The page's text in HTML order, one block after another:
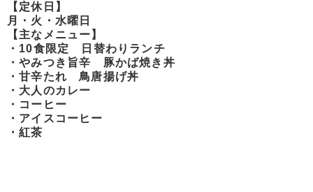
【定休日】
月・火・水曜日
【主なメニュー】
・10食限定 日替わりランチ
・やみつき旨辛 豚かば焼き丼
・甘辛たれ 鳥唐揚げ丼
・大人のカレー
・コーヒー
・アイスコーヒー
・紅茶